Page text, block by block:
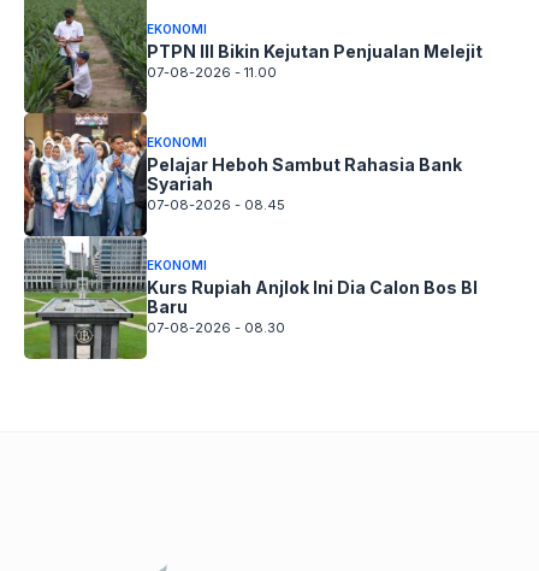
EKONOMI
PTPN III Bikin Kejutan Penjualan Melejit
07-08-2026 - 11.00
EKONOMI
Pelajar Heboh Sambut Rahasia Bank
Syariah
07-08-2026 - 08.45
EKONOMI
Kurs Rupiah Anjlok Ini Dia Calon Bos BI
Baru
07-08-2026 - 08.30